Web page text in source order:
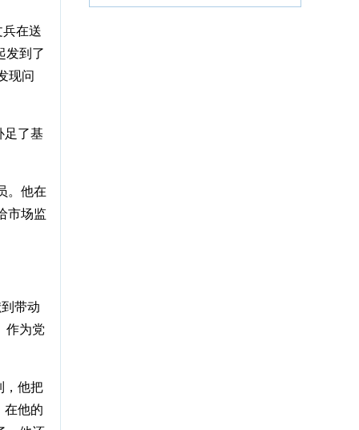
兵在送
发到了
现问
足了基
。他在
市场监
带动
作为党
，他把
在他的